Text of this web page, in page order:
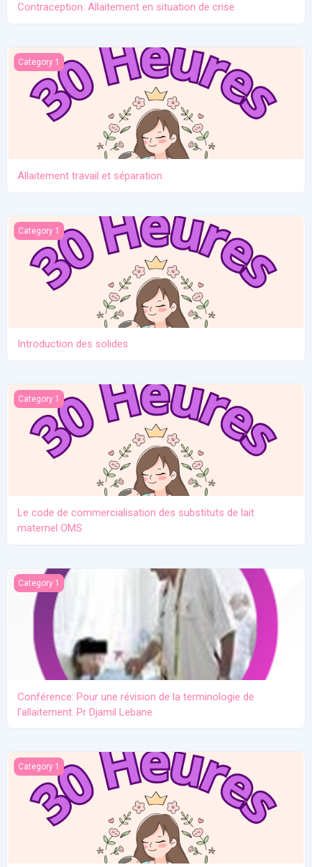
Contraception. Allaitement en situation de crise
Allaitement travail et séparation
Category 1
Allaitement travail et séparation
Introduction des solides
Category 1
Introduction des solides
Le code de commercialisation des substituts de lait maternel
Category 1
Le code de commercialisation des substituts de lait
maternel OMS
Conférence: Pour une révision de la terminologie de l'allaitement.
Category 1
Conférence: Pour une révision de la terminologie de
l'allaitement. Pr Djamil Lebane
Les problèmes communs en allaitement maternel
Category 1